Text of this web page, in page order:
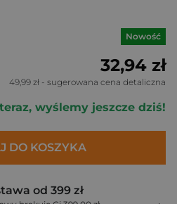
Nowość
32,94 zł
49,99 zł - sugerowana cena detaliczna
wyślemy jeszcze dziś!
DO KOSZYKA
od 399 zł